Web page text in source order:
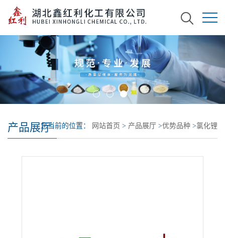
产品展厅您当前的位置： 网站首页 > 产品展厅 >优势品种 >氯化锂